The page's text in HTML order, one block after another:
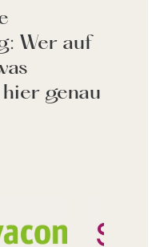
Wer auf
genau